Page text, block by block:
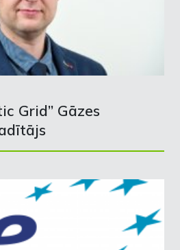
Grid” Gāzes